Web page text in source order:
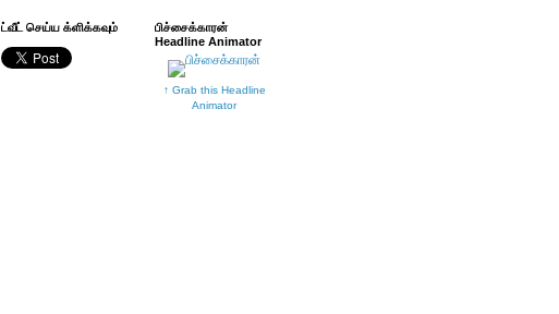
ட்வீட் செய்ய க்ளிக்கவும்
பிச்சைக்காரன்
Headline Animator
↑ Grab this Headline
Animator